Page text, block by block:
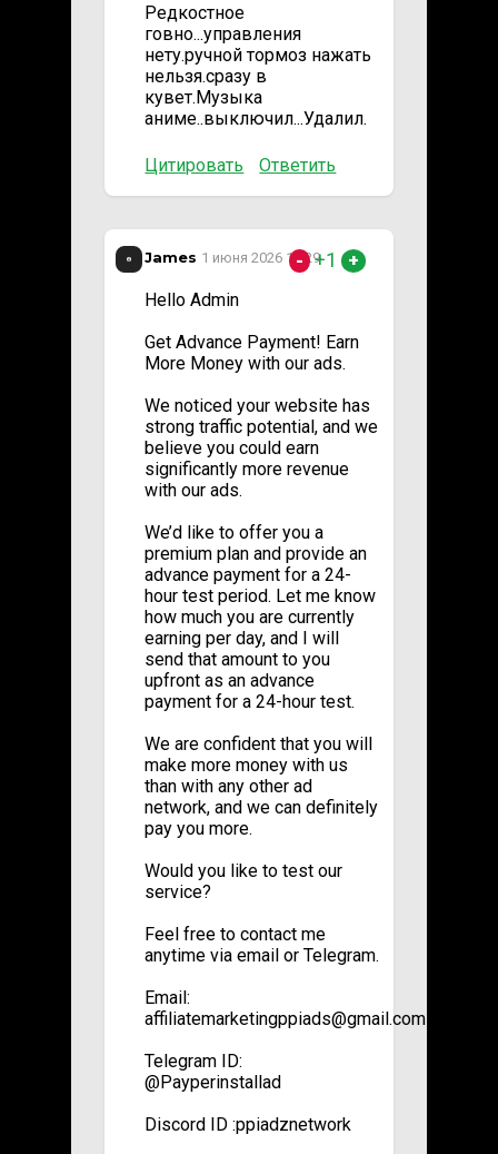
Редкостное
говно...управления
нету.ручной тормоз нажать
нельзя.сразу в
кувет.Музыка
аниме..выключил...Удалил.
Цитировать Ответить
James 1 июня 2026 17:29
Hello Admin
Get Advance Payment! Earn
More Money with our ads.
We noticed your website has
strong traffic potential, and we
believe you could earn
significantly more revenue
with our ads.
We’d like to offer you a
premium plan and provide an
advance payment for a 24-
hour test period. Let me know
how much you are currently
earning per day, and I will
send that amount to you
upfront as an advance
payment for a 24-hour test.
We are confident that you will
make more money with us
than with any other ad
network, and we can definitely
pay you more.
Would you like to test our
service?
Feel free to contact me
anytime via email or Telegram.
Email:
affiliatemarketingppiads@gmail.com
Telegram ID:
@Payperinstallad
Discord ID :ppiadznetwork
- +1 +